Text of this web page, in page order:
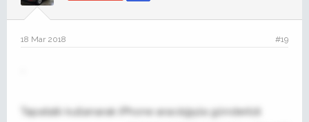
18 Mar 2018 #19
Tapatalk kullanarak iPhone aracılığıyla gönderildi